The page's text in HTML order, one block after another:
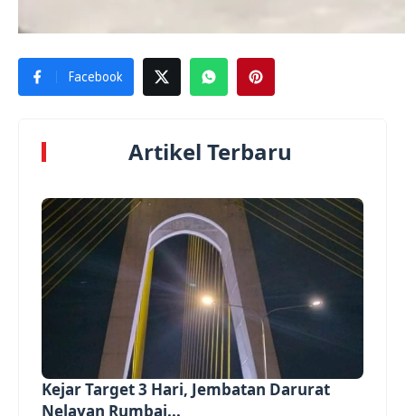
Facebook
Artikel Terbaru
Kejar Target 3 Hari, Jembatan Darurat
Nelayan Rumbai...